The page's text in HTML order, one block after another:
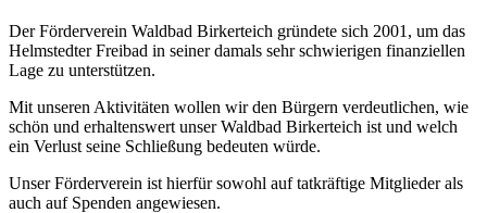
Der Förderverein Waldbad Birkerteich gründete sich 2001, um das
Helmstedter Freibad in seiner damals sehr schwierigen finanziellen
Lage zu unterstützen.
Mit unseren Aktivitäten wollen wir den Bürgern verdeutlichen, wie
schön und erhaltenswert unser Waldbad Birkerteich ist und welch
ein Verlust seine Schließung bedeuten würde.
Unser Förderverein ist hierfür sowohl auf tatkräftige Mitglieder als
auch auf Spenden angewiesen.